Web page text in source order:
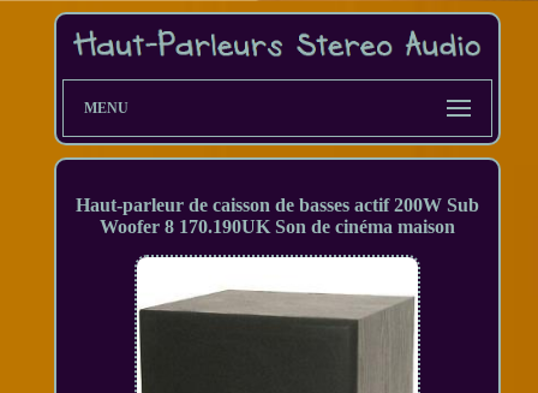
MENU
Haut-parleur de caisson de basses actif 200W Sub
Woofer 8 170.190UK Son de cinéma maison